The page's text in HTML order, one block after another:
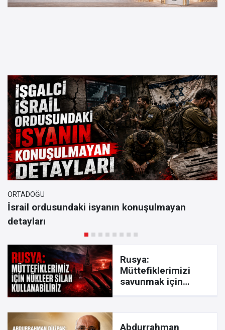
ORTADOĞU
İsrail ordusundaki isyanın konuşulmayan
detayları
Rusya:
Müttefiklerimizi
savunmak için
Abdurrahman